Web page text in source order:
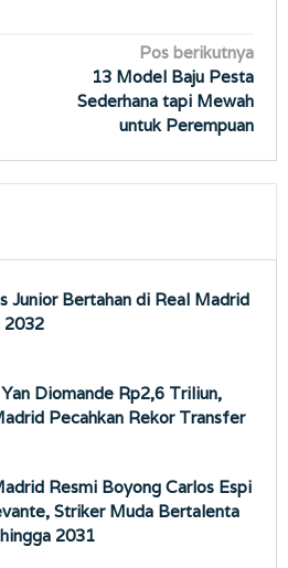
Pos berikutnya
13 Model Baju Pesta
Sederhana tapi Mewah
untuk Perempuan
Junior Bertahan di Real Madrid
2032
Diomande Rp2,6 Triliun,
Pecahkan Rekor Transfer
Resmi Boyong Carlos Espi
Striker Muda Bertalenta
2031